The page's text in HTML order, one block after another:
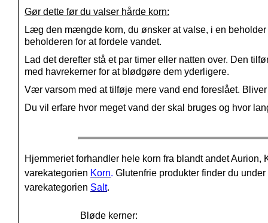
Gør dette før du valser hårde korn:
Læg den mængde korn, du ønsker at valse, i en
beholderen for at fordele vandet.
Lad det derefter stå et par timer eller natten over. Den
med havrekerner for at blødgøre dem yderligere.
Vær varsom med at tilføje mere vand end foreslået.
Du vil erfare hvor meget vand der skal bruges og hvor
Hjemmeriet forhandler hele korn fra blandt andet
varekategorien Korn. Glutenfrie produkter finder du
varekategorien Salt.
Bløde kerner: